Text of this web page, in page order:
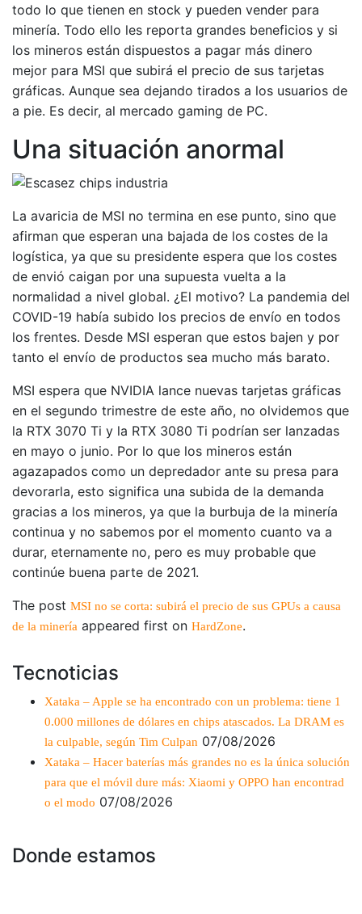
todo lo que tienen en stock y pueden vender para
minería. Todo ello les reporta grandes beneficios y si
los mineros están dispuestos a pagar más dinero
mejor para MSI que subirá el precio de sus tarjetas
gráficas. Aunque sea dejando tirados a los usuarios de
a pie. Es decir, al mercado gaming de PC.
Una situación anormal
La avaricia de MSI no termina en ese punto, sino que
afirman que esperan una bajada de los costes de la
logística, ya que su presidente espera que los costes
de envió caigan por una supuesta vuelta a la
normalidad a nivel global. ¿El motivo? La pandemia del
COVID-19 había subido los precios de envío en todos
los frentes. Desde MSI esperan que estos bajen y por
tanto el envío de productos sea mucho más barato.
MSI espera que NVIDIA lance nuevas tarjetas gráficas
en el segundo trimestre de este año, no olvidemos que
la RTX 3070 Ti y la RTX 3080 Ti podrían ser lanzadas
en mayo o junio. Por lo que los mineros están
agazapados como un depredador ante su presa para
devorarla, esto significa una subida de la demanda
gracias a los mineros, ya que la burbuja de la minería
continua y no sabemos por el momento cuanto va a
durar, eternamente no, pero es muy probable que
continúe buena parte de 2021.
The post MSI no se corta: subirá el precio de sus GPUs a causa
de la minería appeared first on HardZone.
Tecnoticias
Xataka – Apple se ha encontrado con un problema: tiene 1
0.000 millones de dólares en chips atascados. La DRAM es
la culpable, según Tim Culpan 07/08/2026
Xataka – Hacer baterías más grandes no es la única solución
para que el móvil dure más: Xiaomi y OPPO han encontrad
o el modo 07/08/2026
Donde estamos